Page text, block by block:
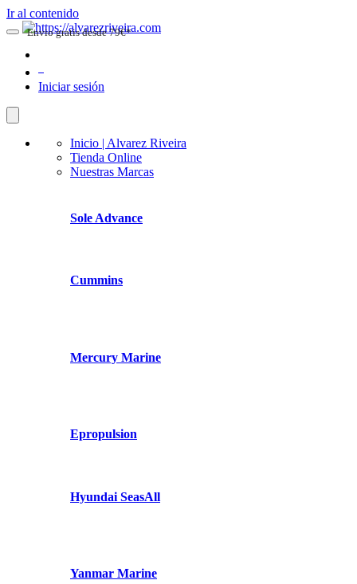
Ir al contenido
Iniciar sesión
Inicio | Alvarez Riveira
Tienda Online
Nuestras Marcas
Sole Advance
Cummins
Mercury Marine
Epropulsion
Hyundai SeasAll
Yanmar Marine
Envio gratis desde 79€*